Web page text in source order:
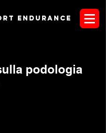
endurANCE
podologia